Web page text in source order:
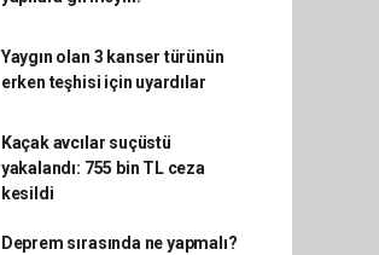
Yaygın olan 3 kanser türünün
erken teşhisi için uyardılar
Kaçak avcılar suçüstü
yakalandı: 755 bin TL ceza
kesildi
Deprem sırasında ne yapmalı?